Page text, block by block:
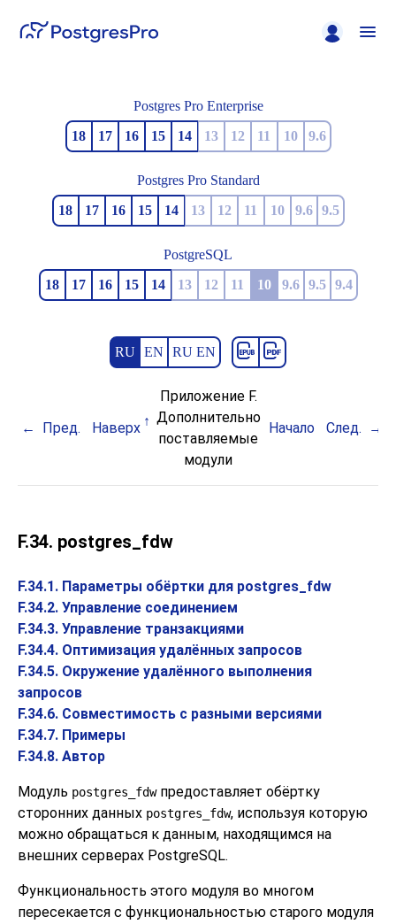
Postgres Pro Enterprise
18
17 16 15 14 13 12 11 10 9.6
Postgres Pro Standard
18
17 16 15 14 13 12 11 10 9.6 9.5
PostgreSQL
18
17 16 15 14 13 12 11 10 9.6 9.5 9.4
RU EN RU EN
Пред. Наверх
Приложение F.
Дополнительно
поставляемые
модули
Начало След.
F.34. postgres_fdw
F.34.1. Параметры обёртки для postgres_fdw
F.34.2. Управление соединением
F.34.3. Управление транзакциями
F.34.4. Оптимизация удалённых запросов
F.34.5. Окружение удалённого выполнения
запросов
F.34.6. Совместимость с разными версиями
F.34.7. Примеры
F.34.8. Автор
Модуль postgres_fdwпредоставляет обёртку
сторонних данных postgres_fdw, используя которую
можно обращаться к данным, находящимся на
внешних серверах PostgreSQL.
Функциональность этого модуля во многом
пересекается с функциональностью старого модуля